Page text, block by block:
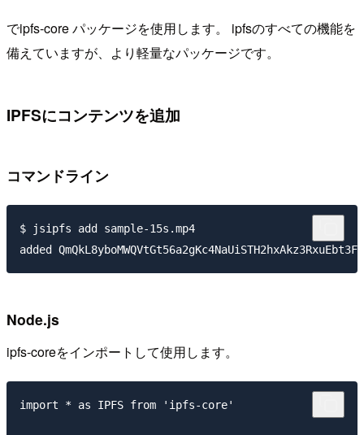
でipfs-core パッケージを使用します。 ipfsのすべての機能を
備えていますが、より軽量なパッケージです。
IPFSにコンテンツを追加
コマンドライン
$ jsipfs add sample-15s.mp4
Node.js
ipfs-coreをインポートして使用します。
import * as IPFS from 'ipfs-core'